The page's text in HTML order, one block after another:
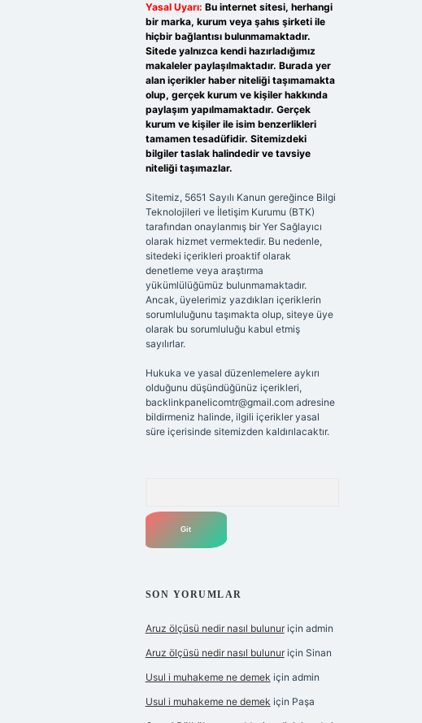
Yasal Uyarı: Bu internet sitesi, herhangi
bir marka, kurum veya şahıs şirketi ile
hiçbir bağlantısı bulunmamaktadır.
Sitede yalnızca kendi hazırladığımız
makaleler paylaşılmaktadır. Burada yer
alan içerikler haber niteliği taşımamakta
olup, gerçek kurum ve kişiler hakkında
paylaşım yapılmamaktadır. Gerçek
kurum ve kişiler ile isim benzerlikleri
tamamen tesadüfidir. Sitemizdeki
bilgiler taslak halindedir ve tavsiye
niteliği taşımazlar.
Sitemiz, 5651 Sayılı Kanun gereğince Bilgi
Teknolojileri ve İletişim Kurumu (BTK)
tarafından onaylanmış bir Yer Sağlayıcı
olarak hizmet vermektedir. Bu nedenle,
sitedeki içerikleri proaktif olarak
denetleme veya araştırma
yükümlülüğümüz bulunmamaktadır.
Ancak, üyelerimiz yazdıkları içeriklerin
sorumluluğunu taşımakta olup, siteye üye
olarak bu sorumluluğu kabul etmiş
sayılırlar.
Hukuka ve yasal düzenlemelere aykırı
olduğunu düşündüğünüz içerikleri,
backlinkpanelicomtr@gmail.comadresine
bildirmeniz halinde, ilgili içerikler yasal
süre içerisinde sitemizden kaldırılacaktır.
SON YORUMLAR
Aruz ölçüsü nedir nasıl bulunuriçin admin
Aruz ölçüsü nedir nasıl bulunuriçin Sinan
Usul i muhakeme ne demek için admin
Usul i muhakeme ne demek için Paşa